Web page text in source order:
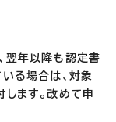
翌年以降も認定書
る場合は、対象
ます。改めて申